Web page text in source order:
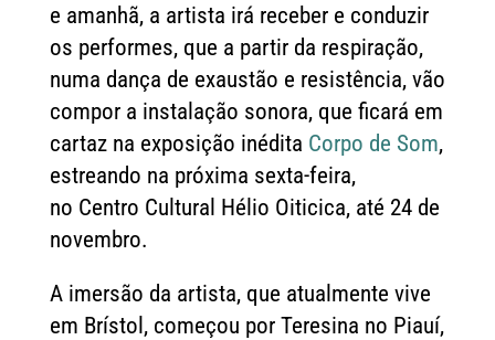
e amanhã, a artista irá receber e conduzir
os performes, que a partir da respiração,
numa dança de exaustão e resistência, vão
compor a instalação sonora, que ficará em
cartaz na exposição inédita Corpo de Som,
estreando na próxima sexta-feira,
no Centro Cultural Hélio Oiticica, até 24 de
novembro.
A imersão da artista, que atualmente vive
em Brístol, começou por Teresina no Piauí,